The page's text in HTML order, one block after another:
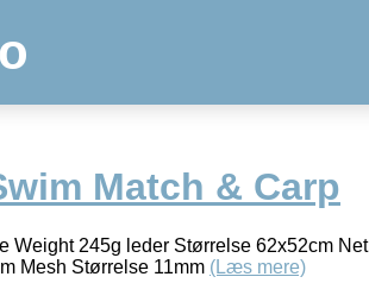
Match & Carp
Weight 245g leder Størrelse 62x52cm Net
Mesh Størrelse 11mm (Læs mere)